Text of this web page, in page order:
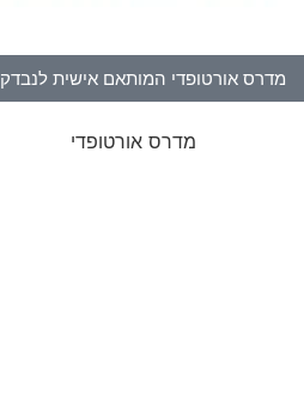
מדרס אורטופדי המותאם אישית לנבדק